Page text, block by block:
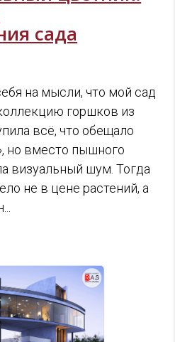
сада
на мысли, что мой сад
горшков из
всё, что обещало
но вместо пышного
визуальный шум. Тогда
не в цене растений, а